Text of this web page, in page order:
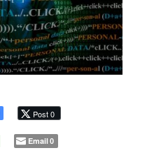
Post 0
Email0